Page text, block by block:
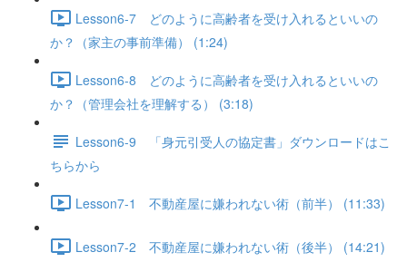
Lesson6-7 どのように高齢者を受け入れるといいの
か？（家主の事前準備） (1:24)
Lesson6-8 どのように高齢者を受け入れるといいの
か？（管理会社を理解する） (3:18)
Lesson6-9 「身元引受人の協定書」ダウンロードはこ
ちらから
Lesson7-1 不動産屋に嫌われない術（前半） (11:33)
Lesson7-2 不動産屋に嫌われない術（後半） (14:21)